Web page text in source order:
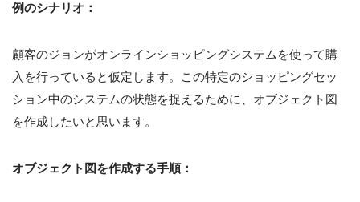
例のシナリオ：
顧客のジョンがオンラインショッピングシステムを使って購
入を行っていると仮定します。この特定のショッピングセッ
ション中のシステムの状態を捉えるために、オブジェクト図
を作成したいと思います。
オブジェクト図を作成する手順：